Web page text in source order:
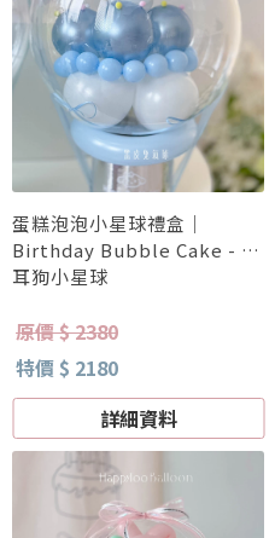
蛋糕泡泡小星球禮盒｜
Birthday Bubble Cake - 大
耳狗小星球
原價 $ 2380
特價 $ 2180
詳細資料